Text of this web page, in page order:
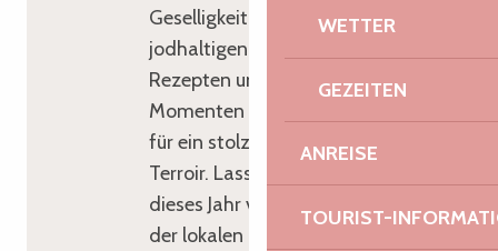
WETTER
GEZEITEN
ANREISE
TOURIST-
Voir les favoris
Geselligkeit. Zwischen
jodhaltigen Aromen, köstlichen
Rezepten und gemeinsamen
Momenten steht jedes Gericht
für ein stolzes und großzügiges
Terroir. Lassen Sie sich also
dieses Jahr von der Authentizität
der lokalen Produkte und der